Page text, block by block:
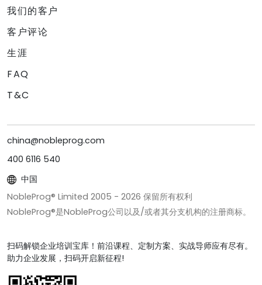
我们的客户
客户评论
生涯
FAQ
T&C
china@nobleprog.com
400 6116 540
中国
NobleProg® Limited 2005 - 2026 保留所有权利
NobleProg®是NobleProg公司以及/或者其分支机构的注册商标。
扫码解锁企业培训宝库！前沿课程、定制方案、实战导师应有尽有。
助力企业发展，扫码开启新征程!